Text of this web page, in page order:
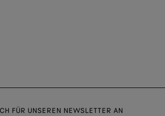
FÜR UNSEREN NEWSLETTER AN